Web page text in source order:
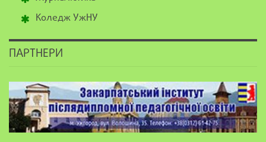
Коледж УжНУ
ПАРТНЕРИ